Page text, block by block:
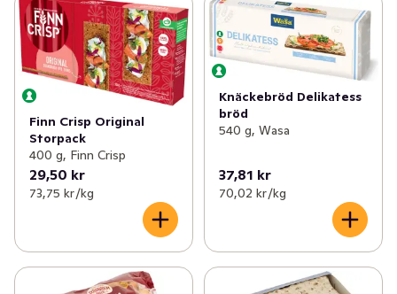
Finn Crisp Original
Storpack
400 g, Finn Crisp
29,50 kr
73,75 kr /kg
Knäckebröd Delikatess
bröd
540 g, Wasa
37,81 kr
70,02 kr /kg